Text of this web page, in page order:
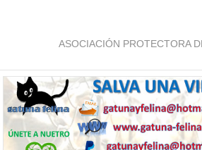
ASOCIACIÓN PROTECTORA